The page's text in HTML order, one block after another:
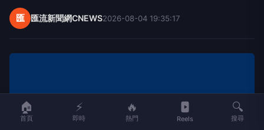
匯 匯流新聞網CNEWS2026-08-04 19:35:17
🏠
首頁
⚡
即時
🔥
熱門 Reels
🔍
搜尋